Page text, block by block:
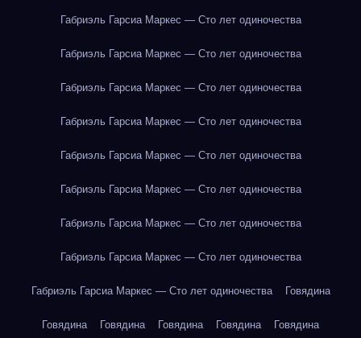
Габриэль Гарсиа Маркес — Сто лет одиночества
Габриэль Гарсиа Маркес — Сто лет одиночества
Габриэль Гарсиа Маркес — Сто лет одиночества
Габриэль Гарсиа Маркес — Сто лет одиночества
Габриэль Гарсиа Маркес — Сто лет одиночества
Габриэль Гарсиа Маркес — Сто лет одиночества
Габриэль Гарсиа Маркес — Сто лет одиночества
Габриэль Гарсиа Маркес — Сто лет одиночества
Габриэль Гарсиа Маркес — Сто лет одиночества Говядина
Говядина Говядина Говядина Говядина Говядина